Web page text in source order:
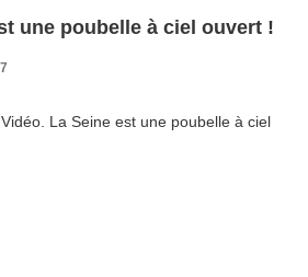
une poubelle à ciel ouvert !